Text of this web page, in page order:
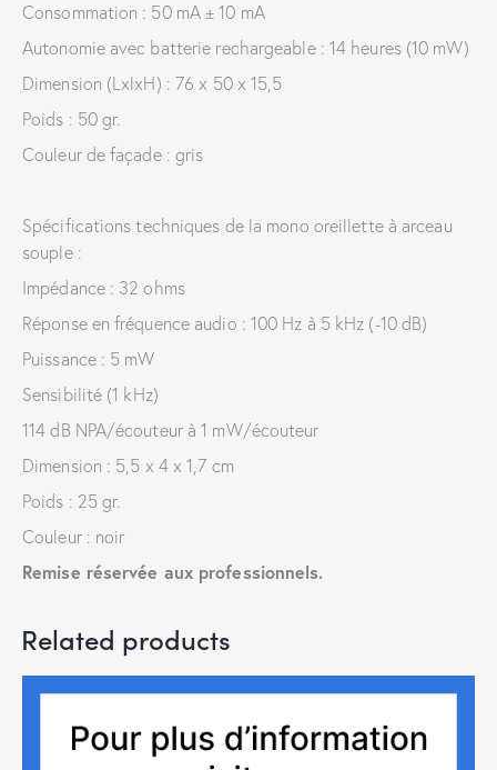
Consommation : 50 mA ± 10 mA
Autonomie avec batterie rechargeable : 14 heures (10 mW)
Dimension (LxlxH) : 76 x 50 x 15,5
Poids : 50 gr.
Couleur de façade : gris
Spécifications techniques de la mono oreillette à arceau
souple :
Impédance : 32 ohms
Réponse en fréquence audio : 100 Hz à 5 kHz (-10 dB)
Puissance : 5 mW
Sensibilité (1 kHz)
114 dB NPA/écouteur à 1 mW/écouteur
Dimension : 5,5 x 4 x 1,7 cm
Poids : 25 gr.
Couleur : noir
Remise réservée aux professionnels.
Related products